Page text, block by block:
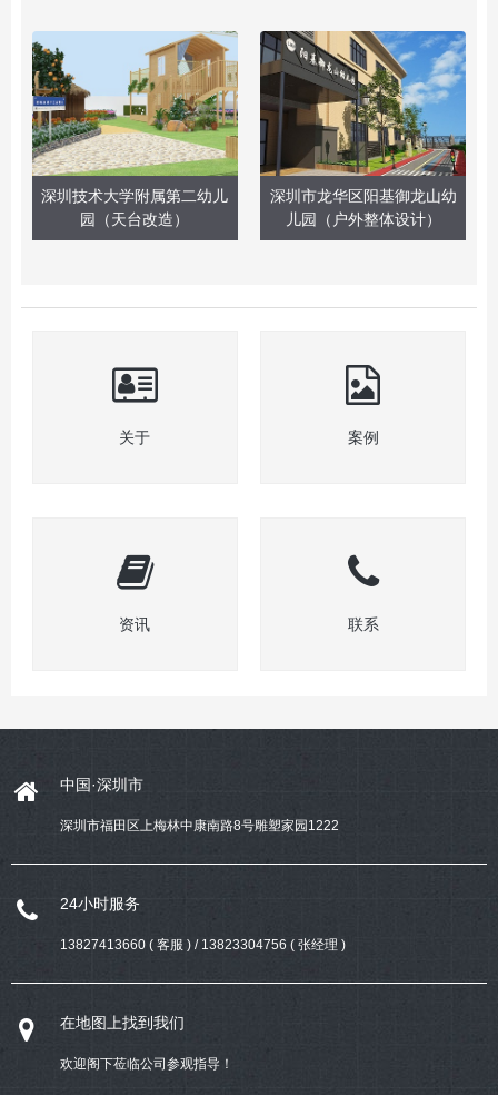
深圳技术大学附属第二幼儿
园（天台改造）
深圳市龙华区阳基御龙山幼
儿园（户外整体设计）
关于 案例
资讯 联系
中国·深圳市
深圳市福田区上梅林中康南路8号雕塑家园1222
24小时服务
13827413660 ( 客服 ) / 13823304756 ( 张经理 )
在地图上找到我们
欢迎阁下莅临公司参观指导！